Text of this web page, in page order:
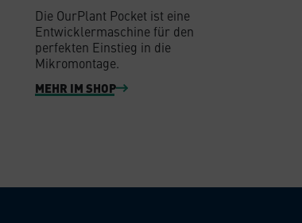
Die OurPlant Pocket ist eine
Entwicklermaschine für den
perfekten Einstieg in die
Mikromontage.
MEHR IM SHOP